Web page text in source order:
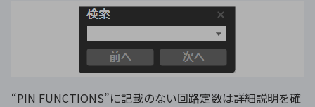
“PIN FUNCTIONS”に記載のない回路定数は詳細説明を確